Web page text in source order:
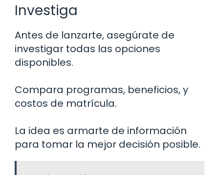
Investiga
Antes de lanzarte, asegúrate de
investigar todas las opciones
disponibles.
Compara programas, beneficios, y
costos de matrícula.
La idea es armarte de información
para tomar la mejor decisión posible.